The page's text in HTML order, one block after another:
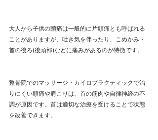
大人から子供の頭痛は一般的に片頭痛とも呼ばれる
ことがありますが、吐き気を伴ったり、こめかみ・
首の後ろ(後頭部)などに痛みがあるのが特徴です。
整骨院でのマッサージ・カイロプラクティックで治
りにくい頭痛や肩こりは、首の筋肉や自律神経の不
調が原因です。首は適切な治療を受けることで状態
を改善できます。